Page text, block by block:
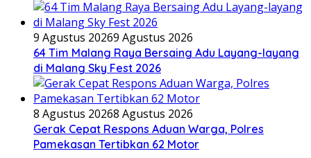
9 Agustus 20269 Agustus 2026
64 Tim Malang Raya Bersaing Adu Layang-layang
di Malang Sky Fest 2026
8 Agustus 20268 Agustus 2026
Gerak Cepat Respons Aduan Warga, Polres
Pamekasan Tertibkan 62 Motor